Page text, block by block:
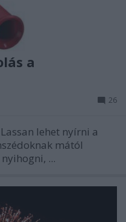
a
26
lehet nyírni a
mától
...